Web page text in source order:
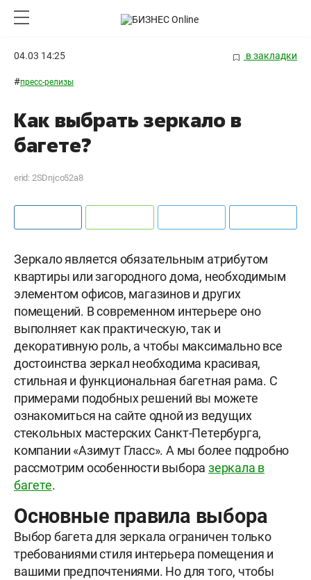
04.03 14:25 в закладки
#пресс-релизы
Как выбрать зеркало в
багете?
erid: 2SDnjco52a8
Зеркало является обязательным атрибутом
квартиры или загородного дома, необходимым
элементом офисов, магазинов и других
помещений. В современном интерьере оно
выполняет как практическую, так и
декоративную роль, а чтобы максимально все
достоинства зеркал необходима красивая,
стильная и функциональная багетная рама. С
примерами подобных решений вы можете
ознакомиться на сайте одной из ведущих
стекольных мастерских Санкт-Петербурга,
компании «Азимут Гласс». А мы более подробно
рассмотрим особенности выбора зеркала в
багете.
Основные правила выбора
Выбор багета для зеркала ограничен только
требованиями стиля интерьера помещения и
вашими предпочтениями. Но для того, чтобы